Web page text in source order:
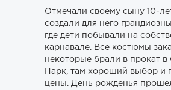
Отмечали своему сыну 10-
создали для него
где дети побывали на
карнавале. Все костюмы
некоторые брали в прокат в
Парк, там хороший выбор и
цены. День рожденья